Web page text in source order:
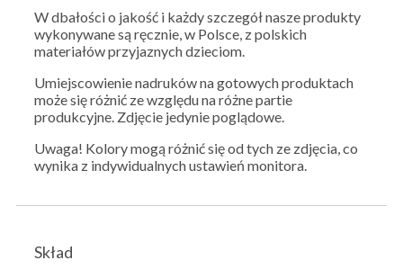
W dbałości o jakość i każdy szczegół nasze produkty
wykonywane są ręcznie, w Polsce, z polskich
materiałów przyjaznych dzieciom.
Umiejscowienie nadruków na gotowych produktach
może się różnić ze względu na różne partie
produkcyjne. Zdjęcie jedynie poglądowe.
Uwaga! Kolory mogą różnić się od tych ze zdjęcia, co
wynika z indywidualnych ustawień monitora.
Skład